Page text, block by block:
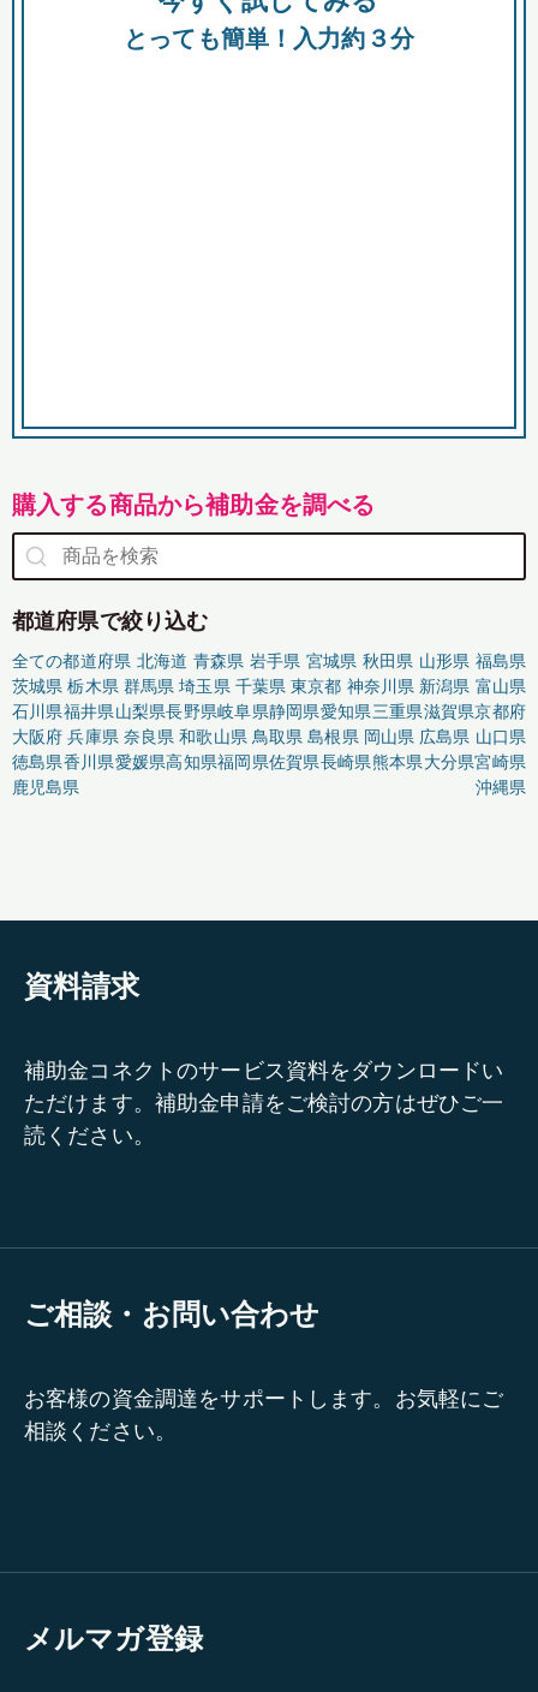
とっても簡単！入力約３分
購入する商品から補助金を調べる
都道府県で絞り込む
全ての都道府県 北海道 青森県 岩手県 宮城県 秋田県 山形県 福島県
茨城県 栃木県 群馬県 埼玉県 千葉県 東京都 神奈川県 新潟県 富山県
石川県福井県山梨県長野県岐阜県静岡県愛知県三重県滋賀県京都府
大阪府 兵庫県 奈良県 和歌山県 鳥取県 島根県 岡山県 広島県 山口県
徳島県香川県愛媛県高知県福岡県佐賀県長崎県熊本県大分県宮崎県
鹿児島県
沖縄県
資料請求
補助金コネクトのサービス資料をダウンロードい
ただけます。補助金申請をご検討の方はぜひご一
読ください。
ご相談・お問い合わせ
お客様の資金調達をサポートします。お気軽にご
相談ください。
メルマガ登録